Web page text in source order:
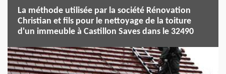
La méthode utilisée par la société Rénovation
Christian et fils pour le nettoyage de la toiture
d'un immeuble à Castillon Saves dans le 32490